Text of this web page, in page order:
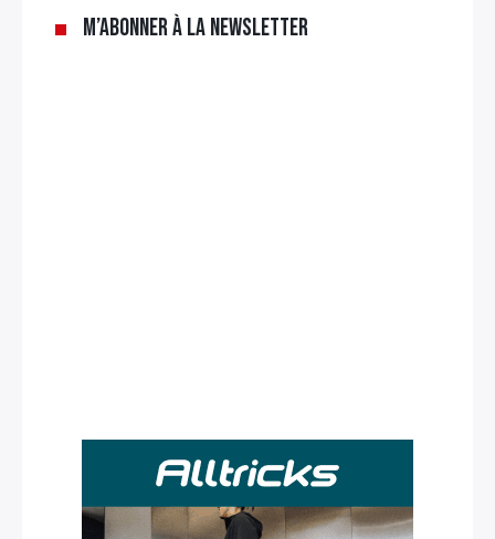
M’abonner à la newsletter